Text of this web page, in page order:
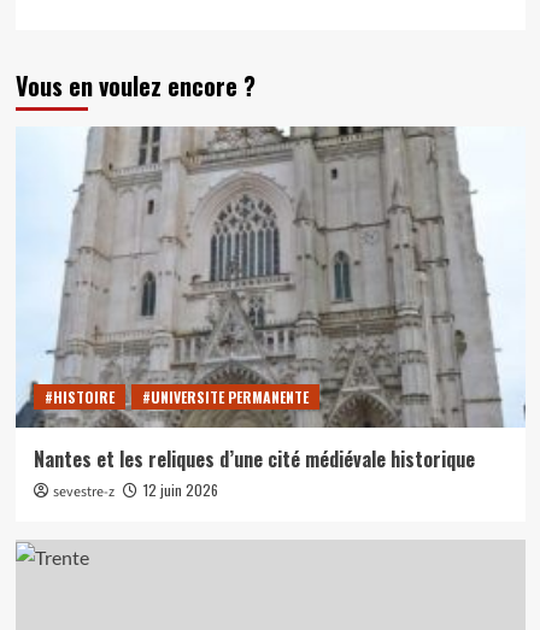
Vous en voulez encore ?
#HISTOIRE #UNIVERSITE PERMANENTE
Nantes et les reliques d’une cité médiévale historique
sevestre-z 12 juin 2026